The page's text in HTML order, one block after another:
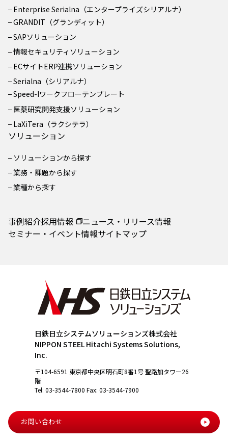
Enterprise Serialna（エンタープライズシリアルナ）
GRANDIT（グランディット）
SAPソリューション
情報セキュリティソリューション
ECサイトERP連携ソリューション
Serialna（シリアルナ）
Speed-Iワークフローテンプレート
医薬研究開発支援ソリューション
LaXiTera（ラクシテラ）
ソリューション
ソリューションから探す
業務・課題から探す
業種から探す
事例紹介採用情報
ニュース・リリース情報
セミナー・イベント情報サイトマップ
日鉄日立システムソリューションズ株式会社
NIPPON STEEL Hitachi Systems Solutions,
Inc.
〒104-6591 東京都中央区明石町8番1号 聖路加タワー26
階
Tel: 03-3544-7800 Fax: 03-3544-7900
お問い合わせ